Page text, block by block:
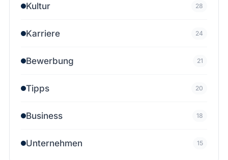
Kultur 28
Karriere 24
Bewerbung 21
Tipps 20
Business 18
Unternehmen 15